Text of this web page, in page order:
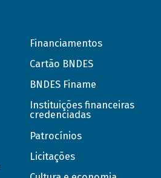
Financiamentos
Cartão BNDES
BNDES Finame
Instituições financeiras
credenciadas
Patrocínios
Licitações